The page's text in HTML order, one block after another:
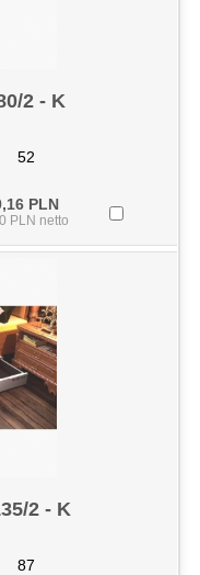
2 - K
52
PLN
PLN netto
2 - K
87